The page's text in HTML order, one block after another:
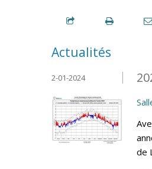
Actualités
2-01-2024
de